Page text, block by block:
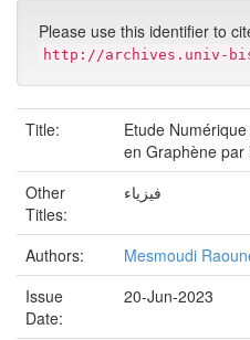
Please use this identifier to
http://archives.univ-
Title:
Etude
en Graphène par
Other
Titles:
فيزياء
Authors:
Mesmoudi
Issue
Date:
20-Jun-2023